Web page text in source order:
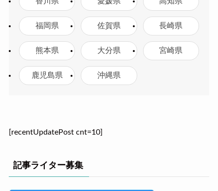
福岡県 佐賀県 長崎県
熊本県 大分県 宮崎県
鹿児島県 沖縄県
[recentUpdatePost cnt=10]
記事ライター募集